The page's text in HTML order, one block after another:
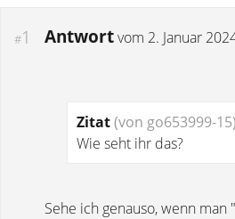
#1 Antwortvom 2. Januar
Zitat(von go653999-15)
Wie seht ihr das?
Sehe ich genauso, wenn